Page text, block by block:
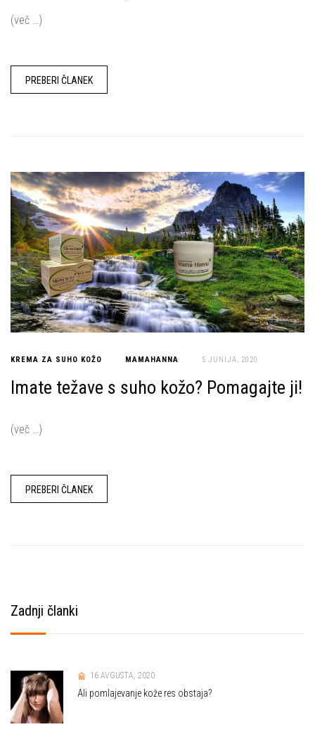
(več …)
PREBERI ČLANEK
KREMA ZA SUHO KOŽO MAMAHANNA 5 JUNIJA, 2020
Imate težave s suho kožo? Pomagajte ji!
(več …)
PREBERI ČLANEK
Zadnji članki
16 AVGUSTA, 2020
Ali pomlajevanje kože res obstaja?